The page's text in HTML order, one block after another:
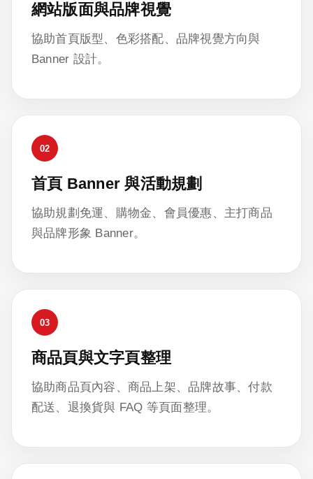
網站版面與品牌視覺
協助首頁版型、色彩搭配、品牌視覺方向與
Banner 設計。
02
首頁 Banner 與活動規劃
協助規劃免運、購物金、會員優惠、主打商品
與品牌形象 Banner。
03
商品頁與文字頁整理
協助商品頁內容、商品上架、品牌故事、付款
配送、退換貨與 FAQ 等頁面整理。